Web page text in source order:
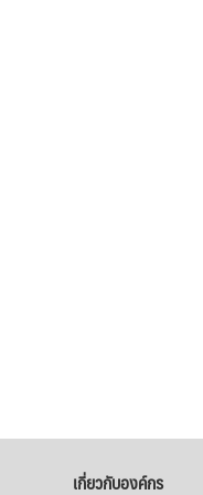
เกี่ยวกับองค์กร